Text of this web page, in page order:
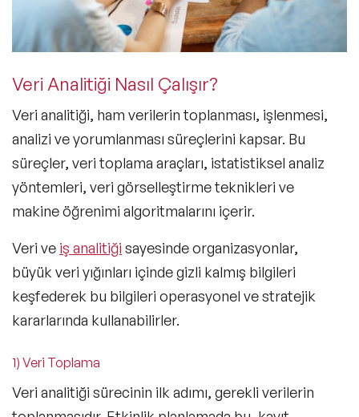
Veri Analitiği Nasıl Çalışır?
Veri analitiği, ham verilerin toplanması, işlenmesi,
analizi ve yorumlanması süreçlerini kapsar. Bu
süreçler, veri toplama araçları, istatistiksel analiz
yöntemleri, veri görselleştirme teknikleri ve
makine öğrenimi algoritmalarını içerir.
Veri ve iş analitiği sayesinde organizasyonlar,
büyük veri yığınları içinde gizli kalmış bilgileri
keşfederek bu bilgileri operasyonel ve stratejik
kararlarında kullanabilirler.
1) Veri Toplama
Veri analitiği sürecinin ilk adımı, gerekli verilerin